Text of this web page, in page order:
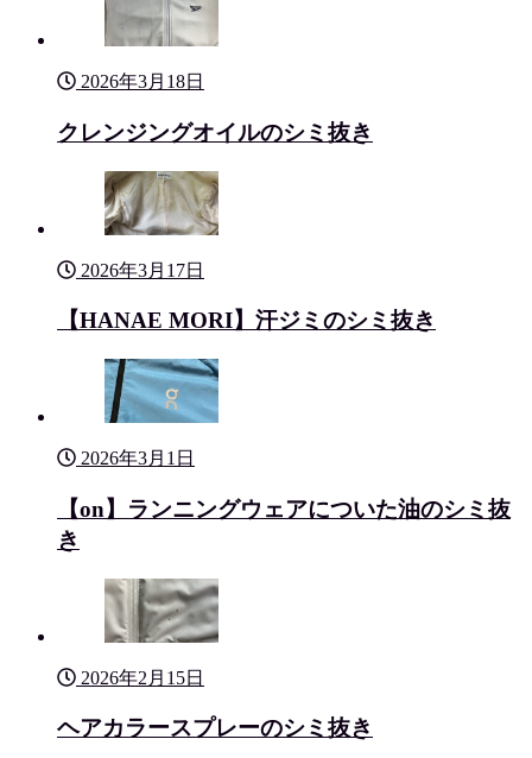
2026年3月18日
クレンジングオイルのシミ抜き
2026年3月17日
【HANAE MORI】汗ジミのシミ抜き
2026年3月1日
【on】ランニングウェアについた油のシミ抜
き
2026年2月15日
ヘアカラースプレーのシミ抜き